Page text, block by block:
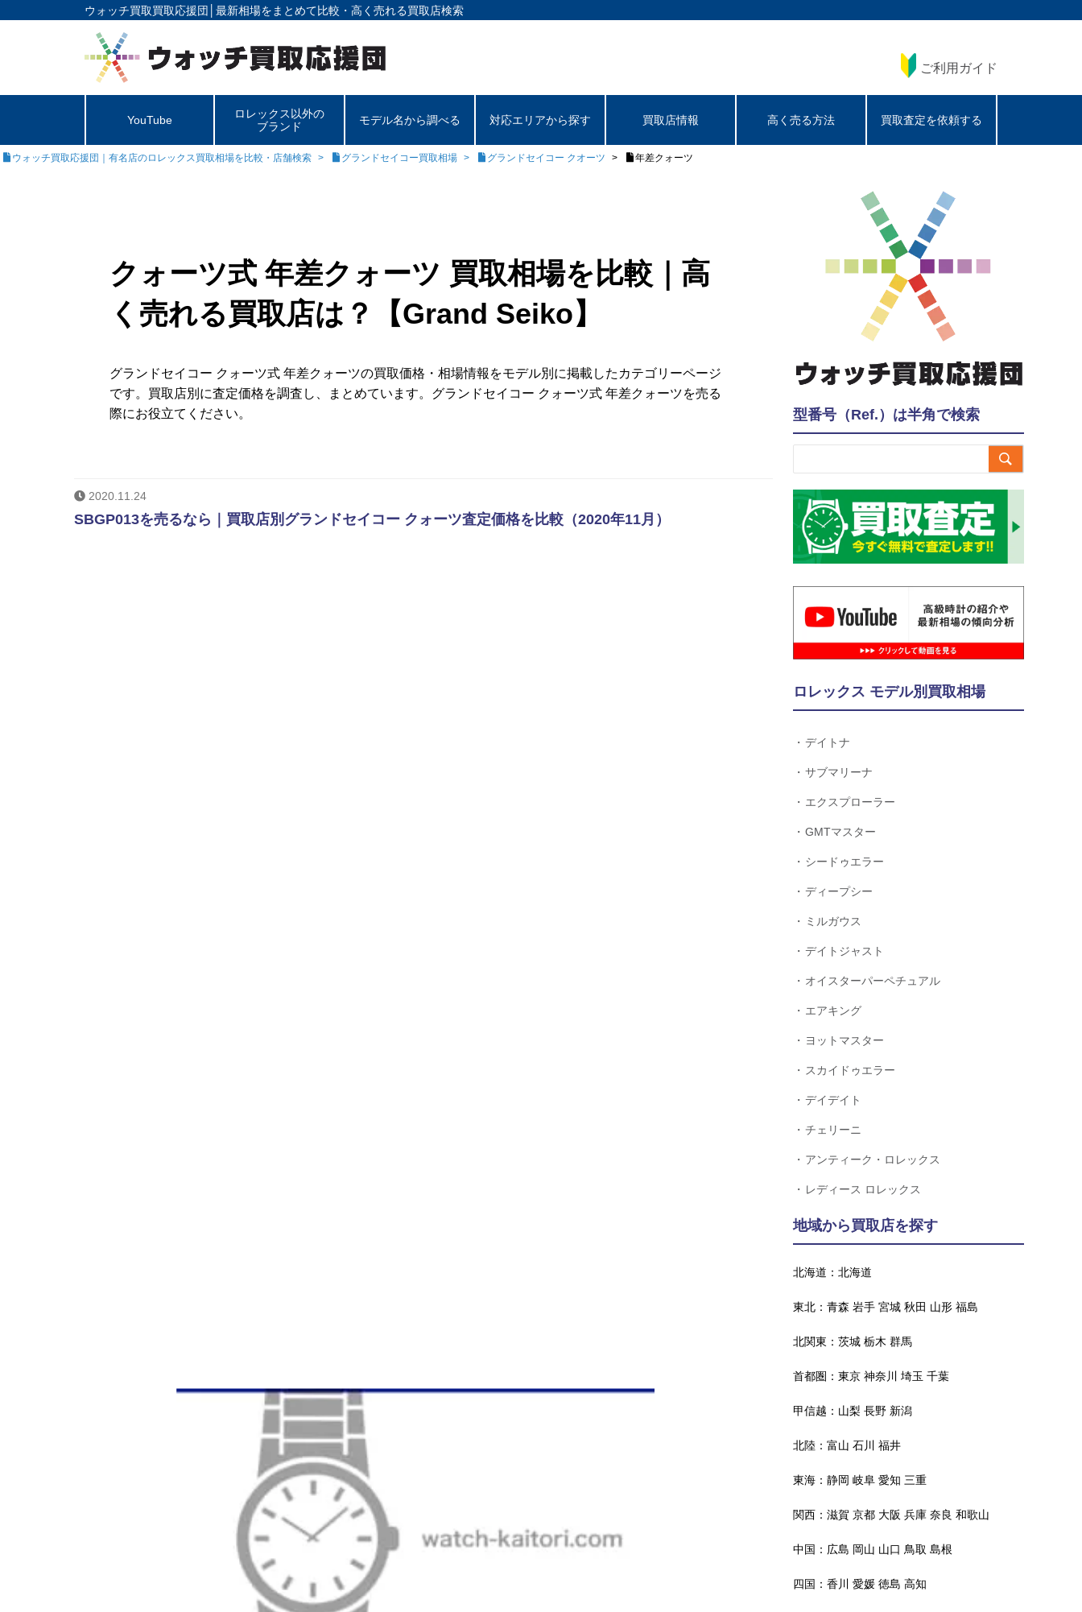
ウォッチ買取買取応援団│ 最新相場をまとめて比較・高く売れる買取店検索
ご利用ガイド
YouTube
ロレックス以外の
ブランド
モデル名から調べる 対応エリアから探す 買取店情報 高く売る方法 買取査定を依頼する
ウォッチ買取応援団｜有名店のロレックス買取相場を比較・店舗検索 グランドセイコー買取相場 グランドセイコー クオーツ 年差クォーツ
クォーツ式 年差クォーツ 買取相場を比較｜高
く売れる買取店は？【Grand Seiko】
グランドセイコー クォーツ式 年差クォーツの買取価格・相場情報をモデル別に掲載したカテゴリーページ
です。買取店別に査定価格を調査し、まとめています。グランドセイコー クォーツ式 年差クォーツを売る
際にお役立てください。
2020.11.24
SBGP013を売るなら｜買取店別グランドセイコー クォーツ査定価格を比較（2020年11月）
型番号（Ref.）は半角で検索

ロレックス モデル別買取相場
デイトナ
サブマリーナ
エクスプローラー
GMTマスター
シードゥエラー
ディープシー
ミルガウス
デイトジャスト
オイスターパーペチュアル
エアキング
ヨットマスター
スカイドゥエラー
デイデイト
チェリーニ
アンティーク・ロレックス
レディース ロレックス
地域から買取店を探す
北海道： 北海道
東北： 青森 岩手 宮城 秋田 山形 福島
北関東： 茨城 栃木 群馬
首都圏： 東京 神奈川 埼玉 千葉
甲信越： 山梨 長野 新潟
北陸： 富山 石川 福井
東海： 静岡 岐阜 愛知 三重
関西： 滋賀 京都 大阪 兵庫 奈良 和歌山
中国： 広島 岡山 山口 鳥取 島根
四国： 香川 愛媛 徳島 高知